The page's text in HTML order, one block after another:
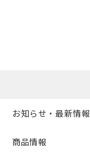
お知らせ・最新情報
商品情報